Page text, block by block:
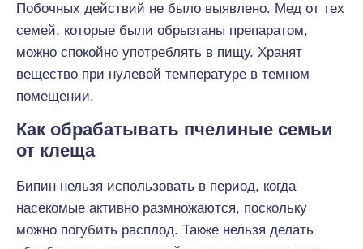
Побочных действий не было выявлено. Мед от тех
семей, которые были обрызганы препаратом,
можно спокойно употреблять в пищу. Хранят
вещество при нулевой температуре в темном
помещении.
Как обрабатывать пчелиные семьи
от клеща
Бипин нельзя использовать в период, когда
насекомые активно размножаются, поскольку
можно погубить расплод. Также нельзя делать